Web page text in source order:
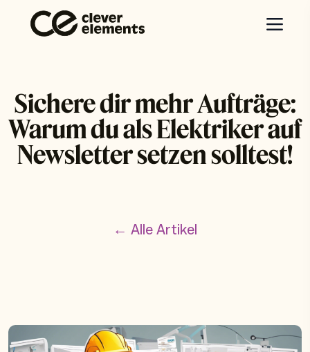
Sichere dir mehr Aufträge:
Warum du als Elektriker auf
Newsletter setzen solltest!
← Alle Artikel